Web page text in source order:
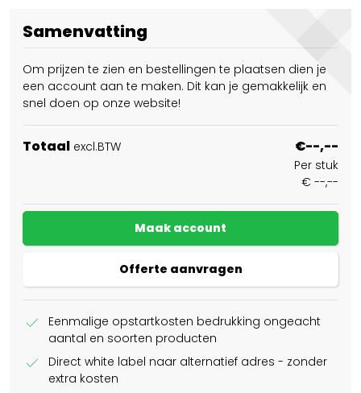
Samenvatting
Om prijzen te zien en bestellingen te plaatsen dien je
een account aan te maken. Dit kan je gemakkelijk en
snel doen op onze website!
Totaal excl.BTW €--,--
Per stuk
€ --,--
Maak account
Offerte aanvragen
check
Eenmalige opstartkosten bedrukking ongeacht
aantal en soorten producten
check
Direct white label naar alternatief adres - zonder
extra kosten